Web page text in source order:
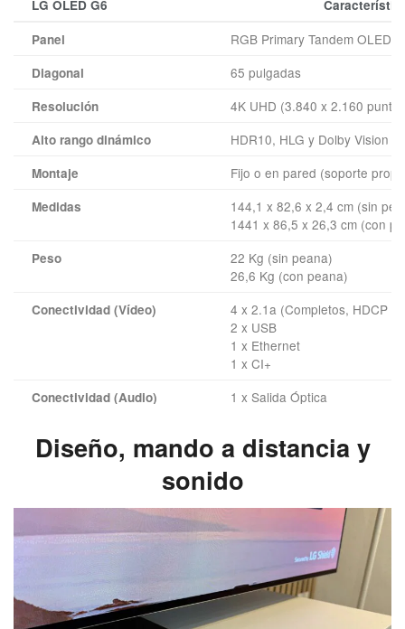
LG OLED G6
Panel
RGB Primary Tandem OLED
Diagonal 65 pulgadas
Resolución 4K UHD (3.840 x 2.160
Alto rango dinámico HDR10, HLG y Dolby Vision
Montaje Fijo o en pared (soporte
Medidas
144,1 x 82,6 x 2,4 cm (sin
1441 x 86,5 x 26,3 cm (con
Peso
22 Kg (sin peana)
26,6 Kg (con peana)
Conectividad (Vídeo)
4 x 2.1a (Completos, HDCP
2 x USB
1 x Ethernet
1 x CI+
Conectividad (Audio)
1 x Salida Óptica
Sonido 4 woofers de 10W + 2 SW de
Compatibilidad/Estándares
ARC/eARC
Bluetooth 5.3
Apple AirPlay 2 & HomeKit
Capacidad de reproducción
MPEG4
HEVC
VP9 Perfil 2
Diseño, mando a distancia y
sonido